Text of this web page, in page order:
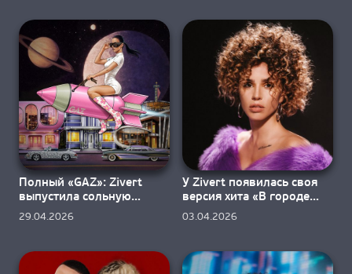
О НАС
Полный «GAZ»: Zivert
выпустила сольную
новинку
29.04.2026
У Zivert появилась своя
версия хита «В городе
лето»
03.04.2026